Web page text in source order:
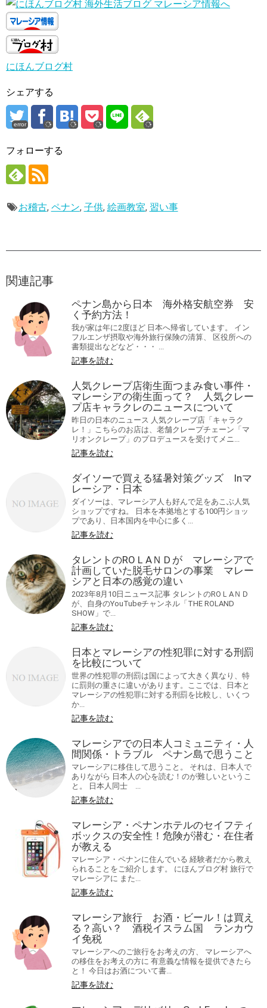
にほんブログ村
シェアする
error
フォローする
お稽古, ペナン, 子供, 絵画教室, 習い事
関連記事
ペナン島から日本 海外格安航空券 安
く予約方法！
我が家は年に2度ほど 日本へ帰省しています。 イン
フルエンザ摂取や海外旅行保険の清算、 区役所への
書類提出などなど・・・ ...
記事を読む
人気クレープ店衛生面つまみ食い事件・
マレーシアの衛生面って？ 人気クレー
プ店キャラクレのニュースについて
昨日の日本のニュース 人気クレープ店「キャラク
レ！」こちらのお店は、老舗クレープチェーン「マ
リオンクレープ」のプロデュースを受けてメニ...
記事を読む
ダイソーで買える猛暑対策グッズ Inマ
レーシア・日本
ダイソーは、マレーシア人も好んで足をあこぶ人気
ショップですね。 日本を本拠地とする100円ショッ
プであり、日本国内を中心に多く...
記事を読む
タレントのROＬAＮＤが マレーシアで
計画していた脱毛サロンの事業 マレー
シアと日本の感覚の違い
2023年8月10日ニュース記事 タレントのROＬAＮＤ
が、自身のYouTubeチャンネル「THE ROLAND
SHOW」で...
記事を読む
日本とマレーシアの性犯罪に対する刑罰
を比較について
世界の性犯罪の刑罰は国によって大きく異なり、特
に罰則の重さに違いがあります。ここでは、日本と
マレーシアの性犯罪に対する刑罰を比較し、いくつ
か...
記事を読む
マレーシアでの日本人コミュニティ・人
間関係・トラブル ペナン島で思うこと
マレーシアに移住して思うこと。 それは、日本人で
ありながら 日本人の心を読む！のが難しいというこ
と。 日本人同士 ...
記事を読む
マレーシア・ペナンホテルのセイフティ
ボックスの安全性！危険が潜む・在住者
が教える
マレーシア・ペナンに住んでいる 経験者だから教え
られることをご紹介します。 にほんブログ村 旅行で
マレーシアに また...
記事を読む
マレーシア旅行 お酒・ビール！は買え
る？高い？ 酒税イスラム国 ランカウ
イ免税
マレーシアへのご旅行をお考えの方、 マレーシアへ
の移住をお考えの方に 有意義な情報を提供できたら
と！ 今日はお酒について書...
記事を読む